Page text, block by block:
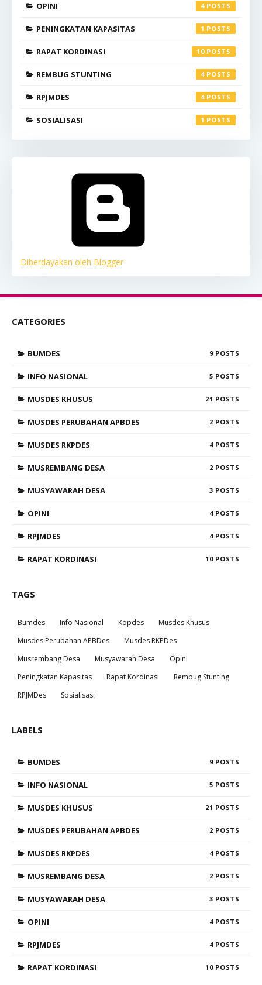
OPINI 4
PENINGKATAN KAPASITAS 1
RAPAT KORDINASI 10
REMBUG STUNTING 4
RPJMDES 4
SOSIALISASI 1
Diberdayakan oleh Blogger
CATEGORIES
BUMDES 9
INFO NASIONAL 5
MUSDES KHUSUS 21
MUSDES PERUBAHAN APBDES 2
MUSDES RKPDES 4
MUSREMBANG DESA 2
MUSYAWARAH DESA 3
OPINI 4
RPJMDES 4
RAPAT KORDINASI 10
TAGS
Bumdes Info Nasional Kopdes
Musdes Khusus
Musdes Perubahan APBDes
Musdes RKPDes
Musrembang Desa
Musyawarah Desa
Opini
Peningkatan Kapasitas
Rapat Kordinasi
Rembug Stunting
RPJMDes
Sosialisasi
LABELS
BUMDES 9
INFO NASIONAL 5
MUSDES KHUSUS 21
MUSDES PERUBAHAN APBDES 2
MUSDES RKPDES 4
MUSREMBANG DESA 2
MUSYAWARAH DESA 3
OPINI 4
RPJMDES 4
RAPAT KORDINASI 10